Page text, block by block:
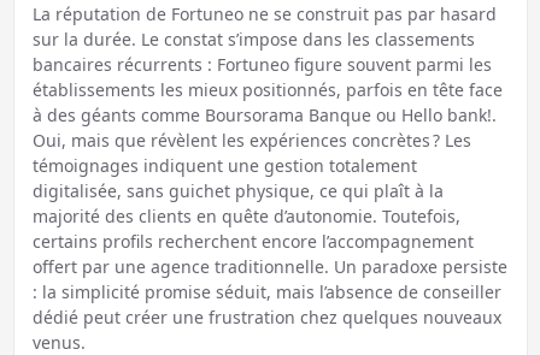
La réputation de Fortuneo ne se construit pas par hasard
sur la durée. Le constat s’impose dans les classements
bancaires récurrents : Fortuneo figure souvent parmi les
établissements les mieux positionnés, parfois en tête face
à des géants comme Boursorama Banque ou Hello bank!.
Oui, mais que révèlent les expériences concrètes ? Les
témoignages indiquent une gestion totalement
digitalisée, sans guichet physique, ce qui plaît à la
majorité des clients en quête d’autonomie. Toutefois,
certains profils recherchent encore l’accompagnement
offert par une agence traditionnelle. Un paradoxe persiste
: la simplicité promise séduit, mais l’absence de conseiller
dédié peut créer une frustration chez quelques nouveaux
venus.